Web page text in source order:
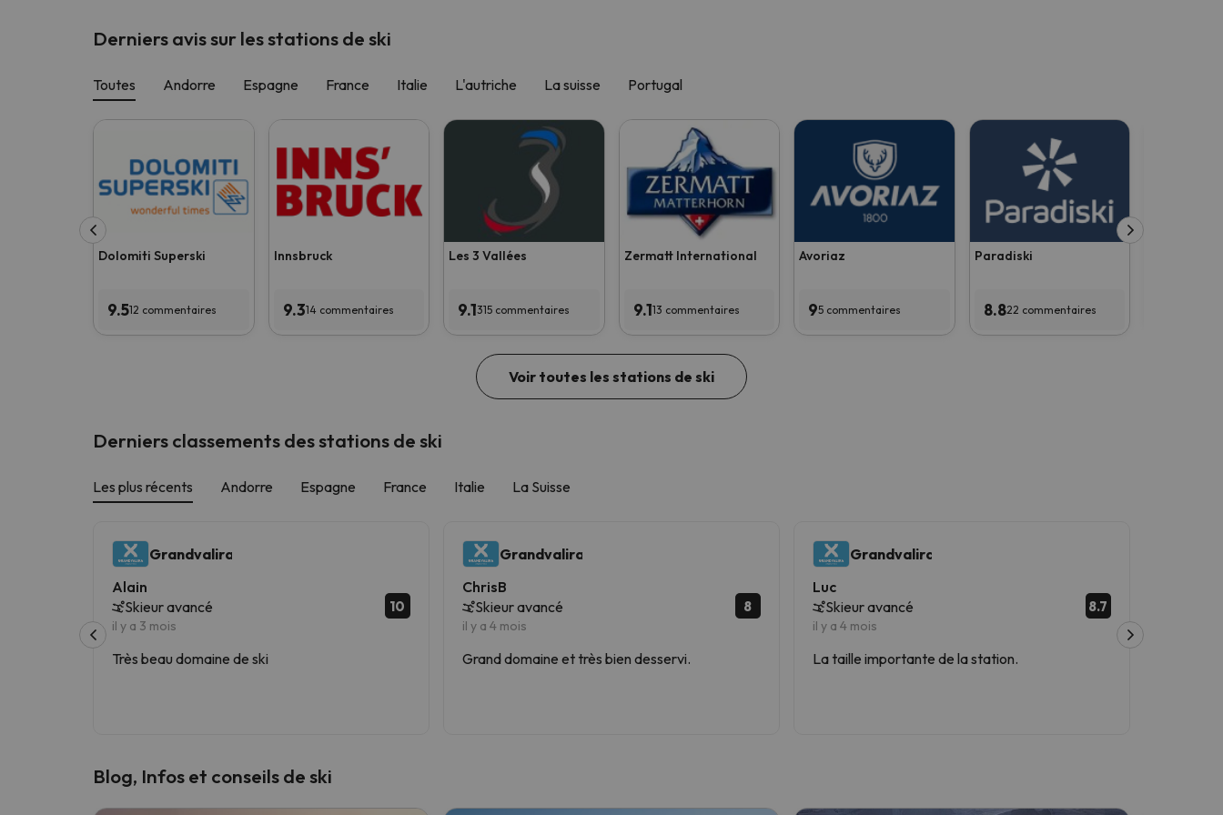
Derniers avis sur les stations de ski
Toutes Andorre Espagne France Italie L'autriche La suisse Portugal
Dolomiti Superski
9.512 commentaires
Innsbruck
9.314 commentaires
Les 3 Vallées
9.1315 commentaires
Zermatt International
9.113 commentaires
Avoriaz
95 commentaires
Paradiski
8.822 commentaires
Voir toutes les stations de ski
Derniers classements des stations de ski
Les plus récents Andorre Espagne France Italie La Suisse
Grandvalira
Alain
Skieur avancé
il y a 3 mois
10
Très beau domaine de ski
Grandvalira
ChrisB
Skieur avancé
il y a 4 mois
8
Grand domaine et très bien desservi.
Grandvalira
Luc
Skieur avancé
il y a 4 mois
8.7
La taille importante de la station.
Blog, Infos et conseils de ski